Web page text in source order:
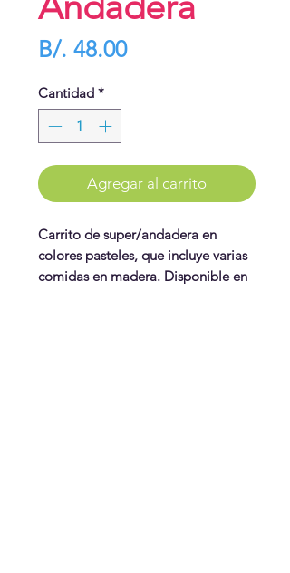
B/. 48.00Precio
Cantidad *
Agregar al carrito
Carrito de super/andadera en
colores pasteles, que incluye varias
comidas en madera. Disponible en